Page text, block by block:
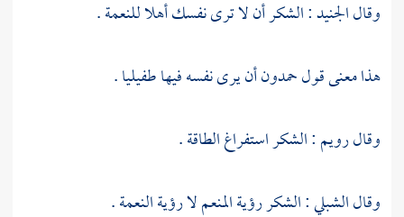
وقالالجنيد: الشكر أن لا ترى نفسك أهلا للنعمة .
هذا معنى قولحمدونأن يرى نفسه فيها طفيليا .
وقالرويم: الشكر استفراغ الطاقة .
وقالالشبلي: الشكر رؤية المنعم لا رؤية النعمة .